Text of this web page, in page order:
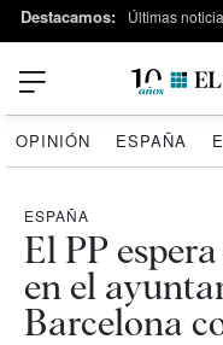
Destacamos: Últimas
OPINIÓN ESPAÑA
ESPAÑA
El PP
en el
Barcelona